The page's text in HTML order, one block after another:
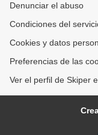
Denunciar el abuso
Condiciones del
Cookies y datos
Preferencias de las
Ver el perfil de Skiper